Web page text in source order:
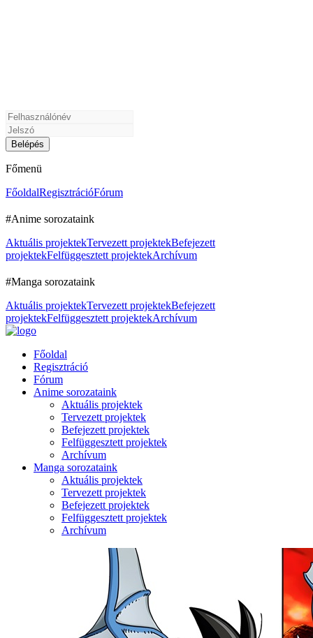
Főmenü
FőoldalRegisztrációFórum
#Anime sorozataink
Aktuális projektekTervezett projektekBefejezett
projektekFelfüggesztett projektekArchívum
#Manga sorozataink
Aktuális projektekTervezett projektekBefejezett
projektekFelfüggesztett projektekArchívum
Főoldal
Regisztráció
Fórum
Anime sorozataink
Aktuális projektek
Tervezett projektek
Befejezett projektek
Felfüggesztett projektek
Archívum
Manga sorozataink
Aktuális projektek
Tervezett projektek
Befejezett projektek
Felfüggesztett projektek
Archívum